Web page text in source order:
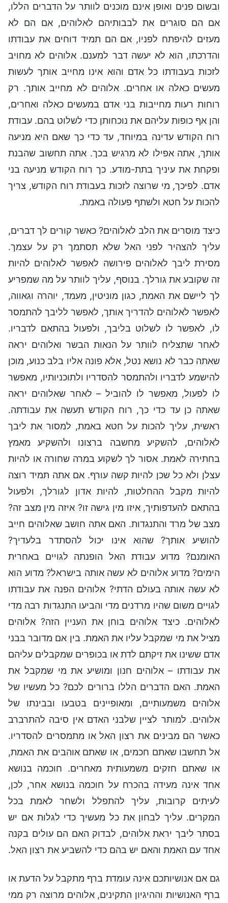
ובשום פנים ואופן אינם מוכנים לוותר על הדברים הללו,
אם הם סוגרים את לבבותיהם לאלוהים, אם הם לא
מעזים להיפתח לפניו, אם הם תמיד דוחים את עבודתו
והדרכתו, הוא לא יעשה דבר למענם. אלוהים לא מחויב
לזכות בעבודתו כל אדם והוא אינו מחייב אותך לעשות
מעשים כאלה או אחרים. אלוהים לא מחייב אותך. רק
רוחות רעות מחייבות בני אדם במעשים כאלה ואחרים,
והן אף כופות עליהם את נוכחותן כדי לשלוט בהם. עבודת
רוח הקודש עדינה במיוחד, עד כדי כך שאם היא מניעה
אותך, אתה אפילו לא מרגיש בכך. אתה תחשוב שהבנת
ופקחת את עיניך בתת-מודע. כך רוח הקודש מניעה בני
אדם. לפיכך, מי שרוצה לזכות בעבודת רוח הקודש, צריך
להכות על חטא ולשתף פעולה באמת.
כיצד מוסרים את הלב לאלוהים? כאשר קורים לך דברים,
עליך להצהיר לפני האל שלא תסתמך רק על עצמך.
מסירת ליבך לאלוהים פירושה לאפשר לאלוהים להיות
זה שקובע את גורלך. בנוסף, עליך לוותר על מה שמפריע
לך ליישם את האמת, כגון מוניטין, מעמד, יוהרה וגאווה,
לאפשר לאלוהים להדריך אותך, לאפשר לליבך להתמסר
לו, לאפשר לו לשלוט בליבך, ולפעול בהתאם לדבריו.
לאחר שתצליח לוותר על הנאות הבשר ואלוהים יראה
שאתה כבר לא נושא נטל, אלא פונה אליו בלב כנוע, מוכן
להישמע לדבריו ולהתמסר להסדריו ולתוכניותיו, מאפשר
לו לפעול, מאפשר לו להוביל – לאחר שאלוהים יראה
שאתה כן עד כדי כך, רוח הקודש תעשה את עבודתה.
ראשית, עליך להכות על חטא באמת, למסור את ליבך
לאלוהים, להשקיע מחשבה ברצונו ולהשקיע מאמץ
בחתירה לאמת. אסור לך לשקוע במרה שחורה או להיות
עצלן ולא כל שכן להיות קשה עורף. אם אתה תמיד רוצה
להיות מקבל ההחלטות, להיות אדון לגורלך, ולפעול
בהתאם להעדפותיך, איזו מין גישה זו? איזה מין מצב זה?
מצב של מרד והתנגדות. האם אתה חושב שאלוהים חייב
להושיע אותך? שהוא אינו יכול להסתדר בלעדיך?
האומנם? מדוע עבודת האל הופנתה לגויים באחרית
הימים? מדוע אלוהים לא עשה אותה בישראל? מדוע הוא
לא עשה אותה בעולם הדתי? אלוהים הפנה את עבודתו
לגויים משום שהיו מרדנים מדי והביעו התנגדות רבה מדי
לאלוהים. כיצד אלוהים בוחן את העניין הזה? אלוהים
מציל את מי שמקבל עליו את האמת. בין אם מדובר בבני
אדם ששינו את זיקתם לדת או בכופרים שמקבלים עליהם
את עבודתו – אלוהים חנון ומושיע את מי שמקבל את
האמת. האם הדברים הללו ברורים לכם? כל מעשיו של
אלוהים משמעותיים, ומאופיינים בטבעו ובבינתו של
אלוהים. למותר לציין שלבני האדם אין סיבה להתרברב
כאשר הם מבינים את רצון האל או מתמסרים להסדריו.
אל תחשבו שאתם חכמים, או שאתם אוהבים את האמת,
או שאתם חזקים משמעותית מאחרים. חוכמה בנושא
אחד אינה מעידה בהכרח על חוכמה בנושא אחר, לכן,
לעיתים קרובות, עליך להתפלל ולשחר לאמת בכל
המקרים. עליך לבחון את כל מעשיך כדי לגלות אם יש
בסתר ליבך יראת אלוהים, לבדוק האם הם עולים בקנה
אחד עם האמת והאם יש בהם כדי להשביע את רצון האל.
גם אם אנושיותכם אינה עומדת ברף מתקבל על הדעת או
ברף האנושיות וההיגיון התקינים, אלוהים מרוצה רק ממי